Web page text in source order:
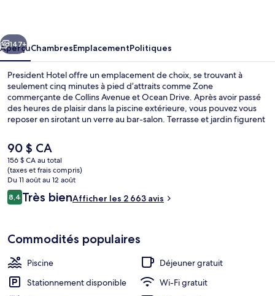
Suivant
147+
AperçuChambresEmplacementPolitiques
President Hotel offre un emplacement de choix, se trouvant à
seulement cinq minutes à pied d’attraits comme Zone
commerçante de Collins Avenue et Ocean Drive. Après avoir passé
des heures de plaisir dans la piscine extérieure, vous pouvez vous
reposer en sirotant un verre au bar-salon. Terrasse et jardin figurent
à la plage sont des éléments très prisés par les voyageurs.
Le
prix
actuel
est
de 90 $ CA
90 $ CA
156 $ CA au total
(taxes et frais compris)
Du 11 août au 12 août
Avis
8,48,4 sur 10 –
Très bienAfficher les 2 663 avis
Commodités populaires
Piscine
Déjeuner gratuit
Stationnement disponible
Wi-Fi gratuit